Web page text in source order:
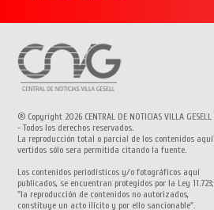
® Copyright 2026 CENTRAL DE NOTICIAS VILLA GESELL
- Todos los derechos reservados.
La reproducción total o parcial de los contenidos aquí
vertidos sólo sera permitida citando la fuente.
Los contenidos periodísticos y/o fotográficos aquí
publicados, se encuentran protegidos por la Ley 11.723;
"la reproducción de contenidos no autorizados,
constituye un acto ilícito y por ello sancionable".